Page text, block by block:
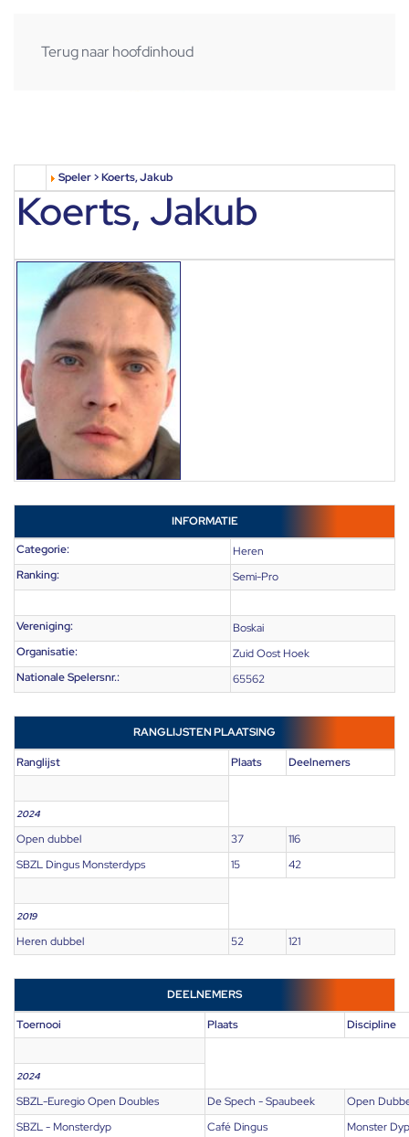
Terug naar hoofdinhoud
Speler > Koerts, Jakub
Koerts, Jakub
INFORMATIE
Categorie:
Heren
Ranking:
Semi-Pro
Vereniging:
Boskai
Organisatie:
Zuid Oost Hoek
Nationale Spelersnr.:
65562
RANGLIJSTEN PLAATSING
Ranglijst Plaats Deelnemers
2024
Open dubbel 37
116
SBZL Dingus Monsterdyps
15 42
2019
Heren dubbel 52 121
DEELNEMERS
Toernooi Plaats Discipline
2024
SBZL-Euregio Open Doubles De Spech - Spaubeek
Open
SBZL - Monsterdyp
Café Dingus Monster Dyp